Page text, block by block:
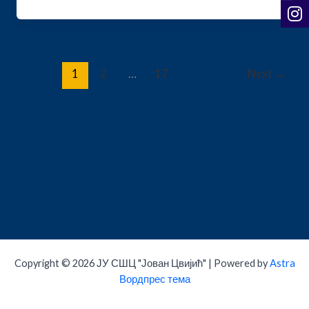
1 2 … 17 Next →
Copyright © 2026 ЈУ СШЦ "Јован Цвијић" | Powered byAstra
Вордпрес тема